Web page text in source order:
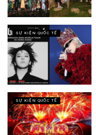
SỰ KIỆN QUỐC TẾ
SỰ KIỆN QUỐC TẾ